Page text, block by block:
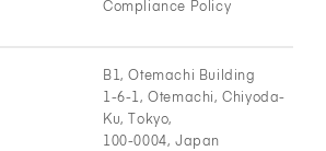
Compliance Policy
B1, Otemachi Building
1-6-1, Otemachi, Chiyoda-
Ku, Tokyo,
100-0004, Japan